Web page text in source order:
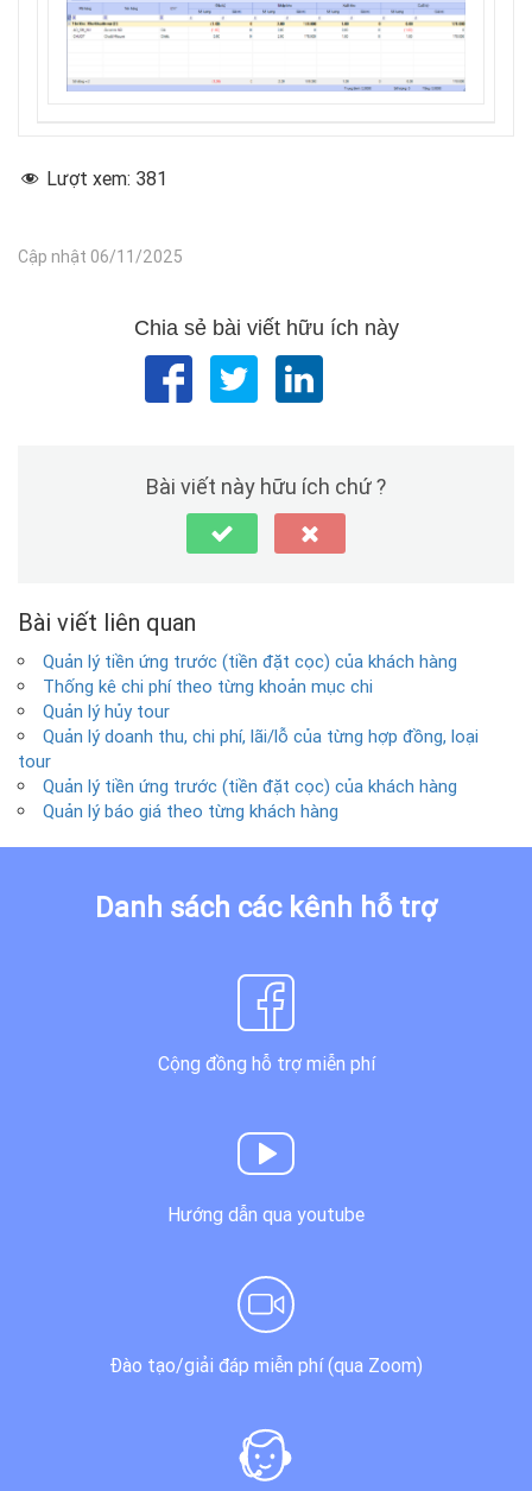
Lượt xem: 381
Cập nhật 06/11/2025
Chia sẻ bài viết hữu ích này
Bài viết này hữu ích chứ ?
Bài viết liên quan
Quản lý tiền ứng trước (tiền đặt cọc) của khách hàng
Thống kê chi phí theo từng khoản mục chi
Quản lý hủy tour
Quản lý doanh thu, chi phí, lãi/lỗ của từng hợp đồng, loại
tour
Quản lý tiền ứng trước (tiền đặt cọc) của khách hàng
Quản lý báo giá theo từng khách hàng
Danh sách các kênh hỗ trợ
Cộng đồng hỗ trợ miễn phí
Hướng dẫn qua youtube
Đào tạo/giải đáp miễn phí (qua Zoom)